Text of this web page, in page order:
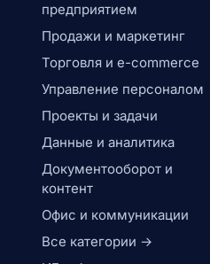
предприятием
Продажи и маркетинг
Торговля и e-commerce
Управление персоналом
Проекты и задачи
Данные и аналитика
Документооборот и
контент
Офис и коммуникации
Все категории →